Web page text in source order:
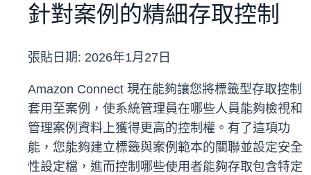
針對案例的精細存取控制
張貼日期: 2026年1月27日
Amazon Connect 現在能夠讓您將標籤型存取控制
套用至案例，使系統管理員在哪些人員能夠檢視和
管理案例資料上獲得更高的控制權。有了這項功
能，您能夠建立標籤與案例範本的關聯並設定安全
性設定檔，進而控制哪些使用者能夠存取包含特定